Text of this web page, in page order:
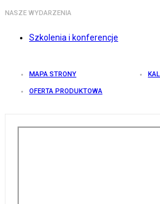
NASZE WYDARZENIA
Szkolenia i konferencje
MAPA STRONY
OFERTA PRODUKTOWA